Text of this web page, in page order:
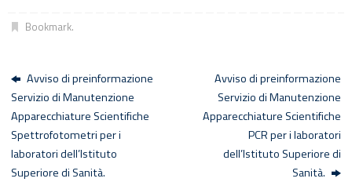
Bookmark.
Avviso di preinformazione
Servizio di Manutenzione
Apparecchiature Scientifiche
Spettrofotometri per i
laboratori dell’Istituto
Superiore di Sanità.
Avviso di preinformazione
Servizio di Manutenzione
Apparecchiature Scientifiche
PCR per i laboratori
dell’Istituto Superiore di
Sanità.